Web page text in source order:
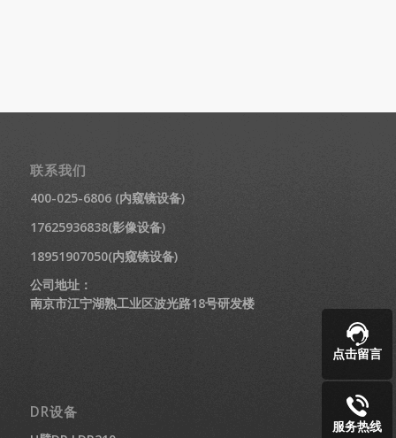
联系我们
400-025-6806 (内窥镜设备)
17625936838(影像设备)
18951907050(内窥镜设备)
公司地址：
南京市江宁湖熟工业区波光路18号研发楼
DR设备
点击留言
服务热线